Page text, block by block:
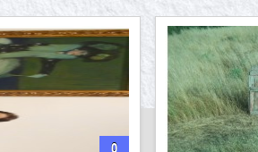
0